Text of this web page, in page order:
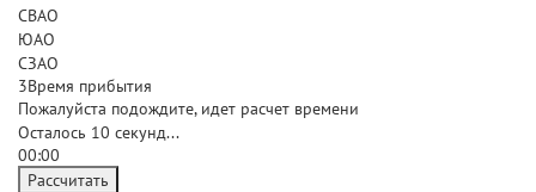
СВАО
ЮАО
СЗАО
3Время прибытия
Пожалуйста подождите, идет расчет времени
Осталось 10 секунд...
00:00
Рассчитать